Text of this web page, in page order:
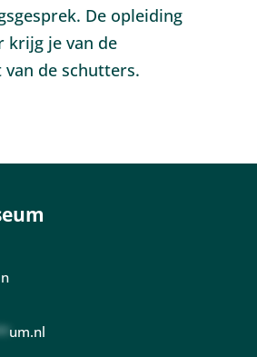
De opleiding
krijg je van de
de schutters.
um.nl